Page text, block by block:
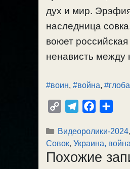
дух и мир.
наследница
воюет
ненависть между
#воин, #война,
p
y
L
l
e
g
c
e
b
п
р
а
Рубрики
Видеоролики-2024,
Совок, Украина, война
Похожие